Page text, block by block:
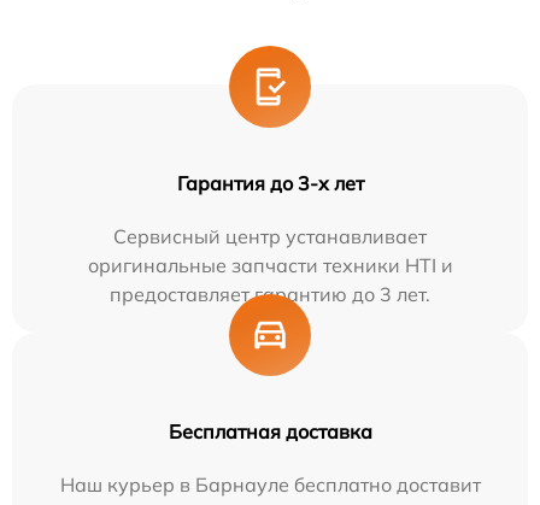
Гарантия до 3-х лет
Сервисный центр устанавливает
оригинальные запчасти техники HTI и
предоставляет гарантию до 3 лет.
Бесплатная доставка
Наш курьер в Барнауле бесплатно доставит